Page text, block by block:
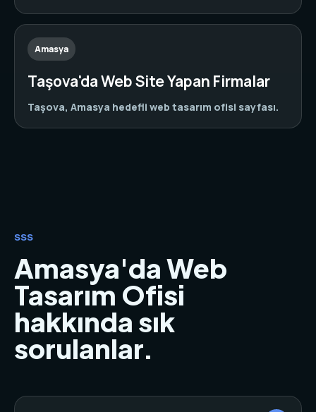
Amasya
Taşova'da Web Site Yapan Firmalar
Taşova, Amasya hedefli web tasarım ofisi sayfası.
SSS
Amasya'da Web
Tasarım Ofisi
hakkında sık
sorulanlar.